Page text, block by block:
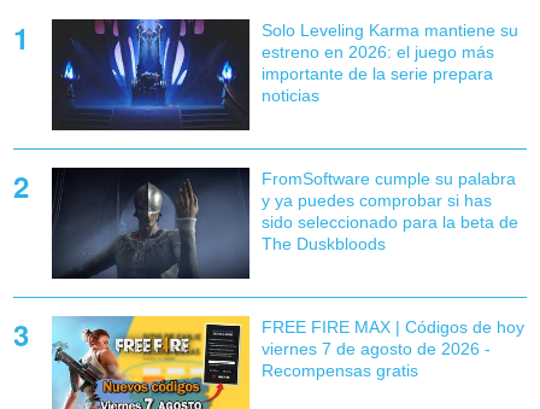
Solo Leveling Karma mantiene su
estreno en 2026: el juego más
importante de la serie prepara
noticias
FromSoftware cumple su palabra
y ya puedes comprobar si has
sido seleccionado para la beta de
The Duskbloods
FREE FIRE MAX | Códigos de hoy
viernes 7 de agosto de 2026 -
Recompensas gratis